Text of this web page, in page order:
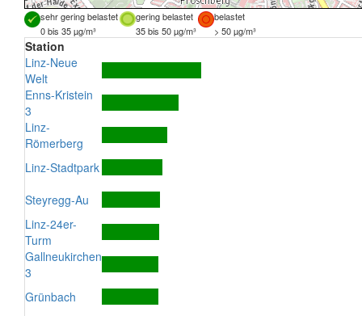
sehr gering belastet gering belastet
belastet
0 bis 35 µg/m³
35 bis 50 µg/m³ > 50 µg/m³
Station
Linz-Neue
Welt
Enns-Kristein
3
Linz-
Römerberg
Linz-Stadtpark
Steyregg-Au
Linz-24er-
Turm
Gallneukirchen
3
Grünbach